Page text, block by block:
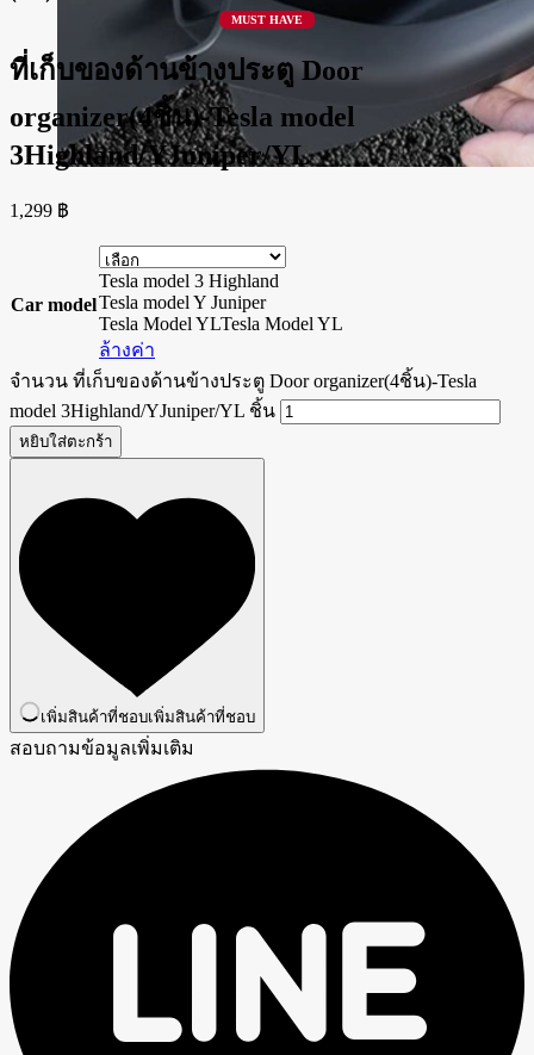
MUST HAVE
ที่เก็บของด้านข้างประตู Door
organizer(4ชิ้น)-Tesla model
3Highland/YJuniper/YL
1,299 ฿
Car model
Tesla model 3 Highland
Tesla model Y Juniper
Tesla Model YLTesla Model YL
ล้างค่า
จำนวน ที่เก็บของด้านข้างประตู Door organizer(4ชิ้น)-Tesla
model 3Highland/YJuniper/YL ชิ้น
หยิบใส่ตะกร้า
เพิ่มสินค้าที่ชอบเพิ่มสินค้าที่ชอบ
สอบถามข้อมูลเพิ่มเติม